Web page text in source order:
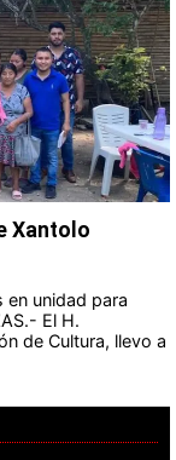
Xantolo
unidad para
El H.
de Cultura, llevo a